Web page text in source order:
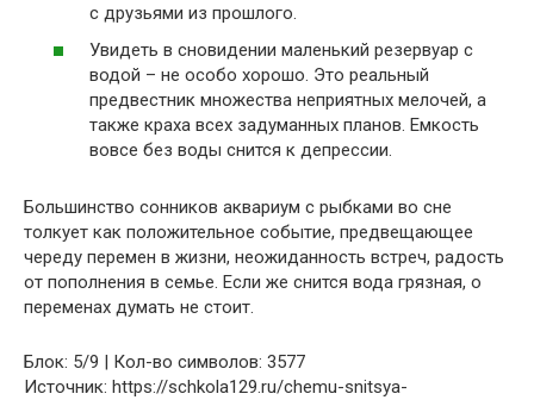
с друзьями из прошлого.
Увидеть в сновидении маленький резервуар с
водой – не особо хорошо. Это реальный
предвестник множества неприятных мелочей, а
также краха всех задуманных планов. Емкость
вовсе без воды снится к депрессии.
Большинство сонников аквариум с рыбками во сне
толкует как положительное событие, предвещающее
череду перемен в жизни, неожиданность встреч, радость
от пополнения в семье. Если же снится вода грязная, о
переменах думать не стоит.
Блок: 5/9 | Кол-во символов: 3577
Источник: https://schkola129.ru/chemu-snitsya-